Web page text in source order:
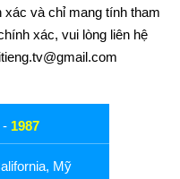
và chỉ mang tính tham
xác, vui lòng liên hệ
- 1987
Mỹ